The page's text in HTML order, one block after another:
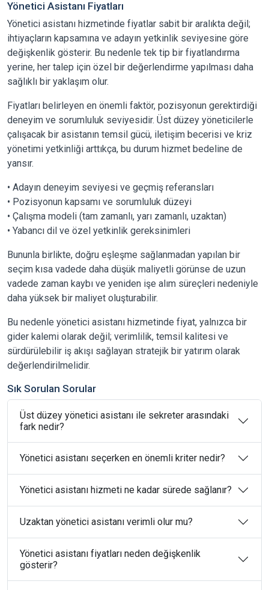
Yönetici Asistanı Fiyatları
Yönetici asistanı hizmetinde fiyatlar sabit bir aralıkta değil;
ihtiyaçların kapsamına ve adayın yetkinlik seviyesine göre
değişkenlik gösterir. Bu nedenle tek tip bir fiyatlandırma
yerine, her talep için özel bir değerlendirme yapılması daha
sağlıklı bir yaklaşım olur.
Fiyatları belirleyen en önemli faktör, pozisyonun gerektirdiği
deneyim ve sorumluluk seviyesidir. Üst düzey yöneticilerle
çalışacak bir asistanın temsil gücü, iletişim becerisi ve kriz
yönetimi yetkinliği arttıkça, bu durum hizmet bedeline de
yansır.
• Adayın deneyim seviyesi ve geçmiş referansları
• Pozisyonun kapsamı ve sorumluluk düzeyi
• Çalışma modeli (tam zamanlı, yarı zamanlı, uzaktan)
• Yabancı dil ve özel yetkinlik gereksinimleri
Bununla birlikte, doğru eşleşme sağlanmadan yapılan bir
seçim kısa vadede daha düşük maliyetli görünse de uzun
vadede zaman kaybı ve yeniden işe alım süreçleri nedeniyle
daha yüksek bir maliyet oluşturabilir.
Bu nedenle yönetici asistanı hizmetinde fiyat, yalnızca bir
gider kalemi olarak değil; verimlilik, temsil kalitesi ve
sürdürülebilir iş akışı sağlayan stratejik bir yatırım olarak
değerlendirilmelidir.
Sık Sorulan Sorular
Üst düzey yönetici asistanı ile sekreter arasındaki
fark nedir?
Yönetici asistanı seçerken en önemli kriter nedir?
Yönetici asistanı hizmeti ne kadar sürede sağlanır?
Uzaktan yönetici asistanı verimli olur mu?
Yönetici asistanı fiyatları neden değişkenlik
gösterir?